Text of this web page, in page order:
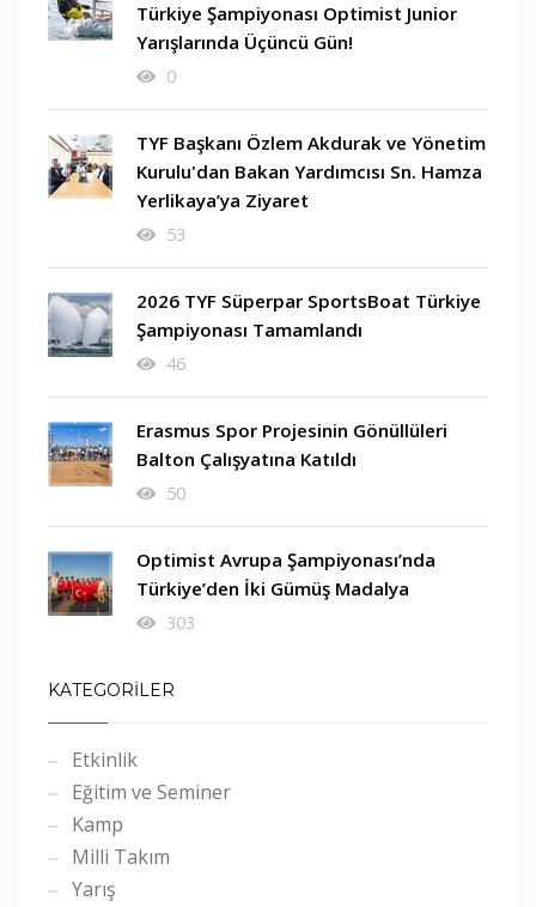
Türkiye Şampiyonası Optimist Junior
Yarışlarında Üçüncü Gün!
0
TYF Başkanı Özlem Akdurak ve Yönetim
Kurulu'dan Bakan Yardımcısı Sn. Hamza
Yerlikaya’ya Ziyaret
53
2026 TYF Süperpar SportsBoat Türkiye
Şampiyonası Tamamlandı
46
Erasmus Spor Projesinin Gönüllüleri
Balton Çalışyatına Katıldı
50
Optimist Avrupa Şampiyonası’nda
Türkiye’den İki Gümüş Madalya
303
KATEGORİLER
Etkinlik
Eğitim ve Seminer
Kamp
Milli Takım
Yarış